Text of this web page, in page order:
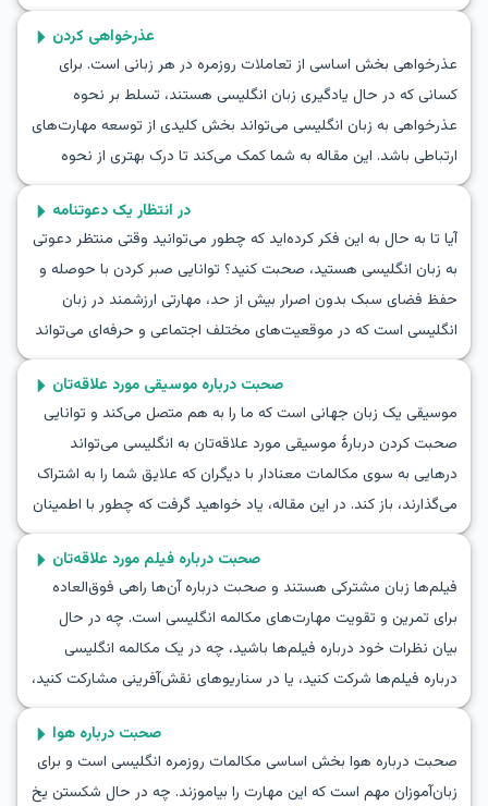
کسی به زبان انگلیسی می‌پردازیم و گفت‌وگوهای مودبانه در زبان
انگلیسی را بررسی می‌کنیم. از یادگیری واژگان عمومی گرفته تا عبارات
کلیدی رایج در این موقعیت‌ها، شما می‌توانید با تمرین نقش‌آفرینی
تحسین به زبان انگلیسی، مهارت‌های زبانی خود را بهبود بخشید. این
تمرین‌ها به شما کمک خواهند کرد تا با اطمینان در مکالمات مودبانه
به زبان انگلیسی در موقعیت‌های واقعی شرکت کنید.
عذرخواهی کردن
عذرخواهی بخش اساسی از تعاملات روزمره در هر زبانی است. برای
کسانی که در حال یادگیری زبان انگلیسی هستند، تسلط بر نحوه
عذرخواهی به زبان انگلیسی می‌تواند بخش کلیدی از توسعه مهارت‌های
ارتباطی باشد. این مقاله به شما کمک می‌کند تا درک بهتری از نحوه
عذرخواهی به زبان انگلیسی پیدا کنید. شما با یادگیری واژگان عمومی و
جملات خاصی که در این موقعیت‌ها استفاده می‌شوند، هنر عذرخواهی
به زبان انگلیسی را تمرین خواهید کرد. با مثال‌های گفتگوهای واقعی و
نکات فرهنگی، می‌توانید با اطمینان بیشتری به موقعیت‌های
عذرخواهی نزدیک شوید.
در انتظار یک دعوتنامه
آیا تا به حال به این فکر کرده‌اید که چطور می‌توانید وقتی منتظر دعوتی
به زبان انگلیسی هستید، صحبت کنید؟ توانایی صبر کردن با حوصله و
حفظ فضای سبک بدون اصرار بیش از حد، مهارتی ارزشمند در زبان
انگلیسی است که در موقعیت‌های مختلف اجتماعی و حرفه‌ای می‌تواند
مفید باشد. در این مقاله، واژگان کلیدی، عبارات مفید و مکالمات
نمونه‌ای را خواهید یافت که می‌توانید از آن‌ها برای تمرین بازی نقش
منتظر بودن برای دعوت به زبان انگلیسی استفاده کنید و مهارت‌های
مکالمه خود را در موقعیت‌های مشابه بهبود بخشید. با یادگیری این
عبارات، می‌توانید با اعتماد به نفس در مکالمات روزمره منتظر
دعوت‌ها باشید.
صحبت درباره موسیقی مورد علاقه‌تان
موسیقی یک زبان جهانی است که ما را به هم متصل می‌کند و توانایی
صحبت کردن دربارهٔ موسیقی مورد علاقه‌تان به انگلیسی می‌تواند
درهایی به سوی مکالمات معنادار با دیگران که علایق شما را به اشتراک
می‌گذارند، باز کند. در این مقاله، یاد خواهید گرفت که چطور با اطمینان
دربارهٔ ترجیحات موسیقی خود صحبت کنید. ما شما را با واژگان مفید،
عبارات کلیدی و مثال‌های نقش‌آفرینی واقعی برای تقویت مهارت‌های
مکالمه‌ای‌تان تجهیز خواهیم کرد. چه دربارهٔ راک، پاپ، جاز یا کلاسیک
صحبت کنید، تمرین مکالمه به انگلیسی دربارهٔ ترجیحات موسیقی شما
را روان‌تر و بیانگر‌تر خواهد کرد. به مثال‌های نقش‌آفرینی ما در بحث
موسیقی وارد شوید و کشف کنید که چگونه یادگیری انگلیسی از طریق
صحبت درباره فیلم مورد علاقه‌تان
فیلم‌ها زبان مشترکی هستند و صحبت درباره آن‌ها راهی فوق‌العاده
برای تمرین و تقویت مهارت‌های مکالمه انگلیسی است. چه در حال
بیان نظرات خود درباره فیلم‌ها باشید، چه در یک مکالمه انگلیسی
درباره فیلم‌ها شرکت کنید، یا در سناریوهای نقش‌آفرینی مشارکت کنید،
توانایی صحبت درباره فیلم محبوب‌تان مهارتی مفید است. در این
مقاله، واژگان ضروری، عبارات کلیدی و گفت‌وگوهای نمونه‌ای را خواهید
آموخت که به شما کمک می‌کند با اطمینان درباره فیلم‌ها به انگلیسی
صحبت درباره هوا
صحبت درباره هوا بخش اساسی مکالمات روزمره انگلیسی است و برای
زبان‌آموزان مهم است که این مهارت را بیاموزند. چه در حال شکستن یخ